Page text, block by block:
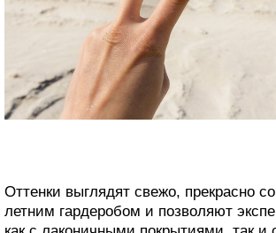
Оттенки выглядят свежо, прекрасно
летним гардеробом и позволяют